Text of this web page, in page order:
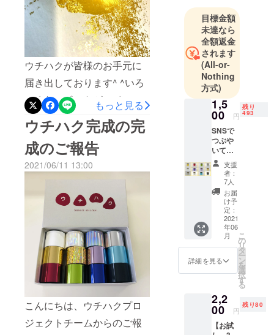
うございましたm(_ _)mウチ
ハクは誕生したばかりの商
品です。実際にお使いに
なっていただいての感想を
SNSなどで発信してもらえ
れば幸いです。（実は結構
まめにチェックして参考に
させて頂いてます）これか
らも支援者様はじめ、ユー
ザー様のご意見を参考にさ
品開発に努めてまいりま
す。今後ともよろしくお願
い致します。【今後のウチ
ハクの展開】一般販売を
BASEにてスタートさせて頂
きます。（7月2日オープ
ン）
https://haku89.base.shop/ウ
ウチハクが皆様のお手元に
届き出しております^ ^いろ
いろなレポートがツイート
されてましたので、私も気
になっていた糊を使ってウ
チハクしてみました！今
回、ウチハクに使った糊は
ラクレパスクラフト小町を
ハクを置きますウチハクの
上にアイロンを置いてぐり
ぐり、、、綺麗に大きな面
積にウチハクが出来ました
アイロン（熱）を使えば糊
が乾くので快適な触り心地
もっと見る
ウチハク完成の完
成のご報告
2021/06/11 13:00
こんにちは、ウチハクプロ
ジェクトチームからのご報
のある「キ
ラリ」と
光った箔押
しされた
パッケージ
などは当社
箔が採用さ
れていま
そんな我々
は2025年に
創業160年を
迎えます。
業界トップ
ランナーと
して「箔を
より身近な
ものにして
にちょっと
珍しい、当
社だからで
目標金額
未達なら
全額返金
されます
(All-or-
Nothing
方式)
1,5
00 円
残り
493
SNSで
つぶや
いて特
別価格
で購入
できる
ウチハ
ク2本
セット
#ウチハ
利用中
のSNS
（Twitte
r、
facebo
Instagr
am、
YouTub
eなど）
支援
者：
7人
お届
け予
定：
2021
年06
月
詳細を見る
こ
の
リ
タ
ー
ン
を
選
択
す
る
2,2
00 円
残り80
【お試